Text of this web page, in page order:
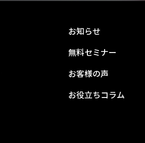
お知らせ
無料セミナー
お客様の声
お役立ちコラム